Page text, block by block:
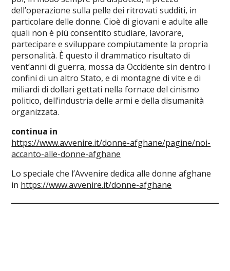
dell’operazione sulla pelle dei ritrovati sudditi, in
particolare delle donne. Cioè di giovani e adulte alle
quali non è più consentito studiare, lavorare,
partecipare e sviluppare compiutamente la propria
personalità. È questo il drammatico risultato di
vent’anni di guerra, mossa da Occidente sin dentro i
confini di un altro Stato, e di montagne di vite e di
miliardi di dollari gettati nella fornace del cinismo
politico, dell’industria delle armi e della disumanità
organizzata.
continua in
https://www.avvenire.it/donne-afghane/pagine/noi-
accanto-alle-donne-afghane
Lo speciale che l’Avvenire dedica alle donne afghane
in https://www.avvenire.it/donne-afghane